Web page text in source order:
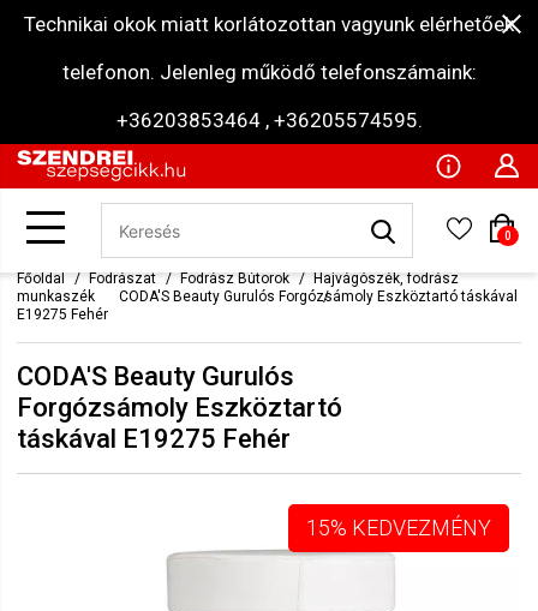
Technikai okok miatt korlátozottan vagyunk elérhetőek
telefonon. Jelenleg működő telefonszámaink:
+36203853464 , +36205574595.
0
Főoldal Fodrászat Fodrász Bútorok
Hajvágószék, fodrász
munkaszék
CODA'S Beauty Gurulós Forgózsámoly Eszköztartó táskával
E19275 Fehér
CODA'S Beauty Gurulós
Forgózsámoly Eszköztartó
táskával E19275 Fehér
15% KEDVEZMÉNY